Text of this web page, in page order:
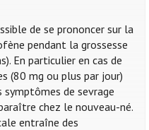
de se prononcer sur la
pendant la grossesse
En particulier en cas de
(80 mg ou plus par jour)
symptômes de sevrage
chez le nouveau-né.
entraîne des